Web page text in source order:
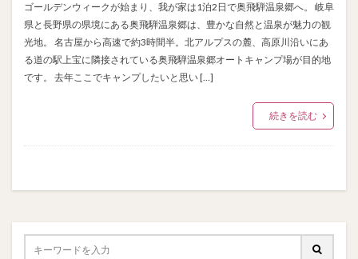
ゴールデンウィークが始まり、我が家は1泊2日で奥飛騨温泉郷へ。 岐阜
県と長野県の県境にある奥飛騨温泉郷は、豊かな自然と温泉が魅力の観
光地。 名古屋から高速で約3時間半。北アルプスの麓、高原川沿いにあ
る道の駅上宝に隣接されている奥飛騨温泉郷オートキャンプ場が目的地
です。 去年ここでキャンプしたいと思い […]
続きを読む